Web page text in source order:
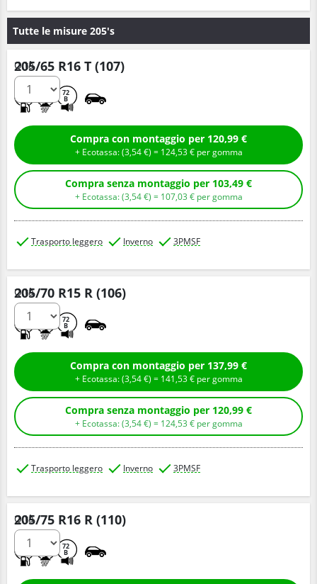
Tutte le misure 205's
205/65 R16 T (107)
72
B
Q.tà
Compra con montaggio per 120,99 €
+ Ecotassa: (3,54€ ) = 124,53€ per gomma
Compra senza montaggio per 103,49 €
+ Ecotassa: (3,54€ ) = 107,03 € per gomma
Trasporto leggero Inverno 3PMSF
205/70 R15 R (106)
72
B
Q.tà
Compra con montaggio per 137,99 €
+ Ecotassa: (3,54€ ) = 141,53€ per gomma
Compra senza montaggio per 120,99 €
+ Ecotassa: (3,54€ ) = 124,53 € per gomma
Trasporto leggero Inverno 3PMSF
205/75 R16 R (110)
72
B
Q.tà